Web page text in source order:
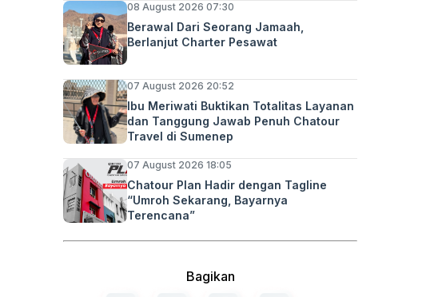
08 August 2026 07:30
Berawal Dari Seorang Jamaah,
Berlanjut Charter Pesawat
07 August 2026 20:52
Ibu Meriwati Buktikan Totalitas Layanan
dan Tanggung Jawab Penuh Chatour
Travel di Sumenep
07 August 2026 18:05
Chatour Plan Hadir dengan Tagline
“Umroh Sekarang, Bayarnya
Terencana”
Bagikan